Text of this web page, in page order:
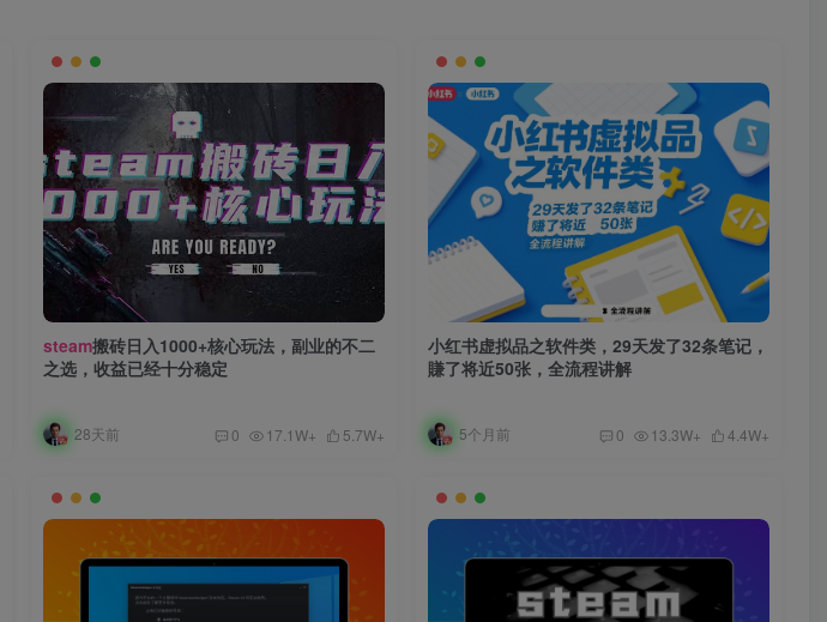
steam搬砖日入1000+核心玩法，副业的不二
之选，收益已经十分稳定
28天前 0 17.1W+ 5.7W+
小红书虚拟品之软件类，29天发了32条笔记，
賺了将近50张，全流程讲解
5个月前 0 13.3W+ 4.4W+